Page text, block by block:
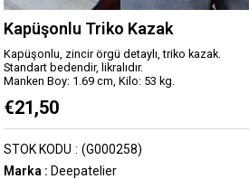
Kapüşonlu Triko Kazak
Kapüşonlu, zincir örgü detaylı, triko kazak.
Standart bedendir, likralıdır.
Manken Boy: 1.69 cm, Kilo: 53 kg.
€21,50
(G000258)
STOK KODU
Marka : Deepatelier